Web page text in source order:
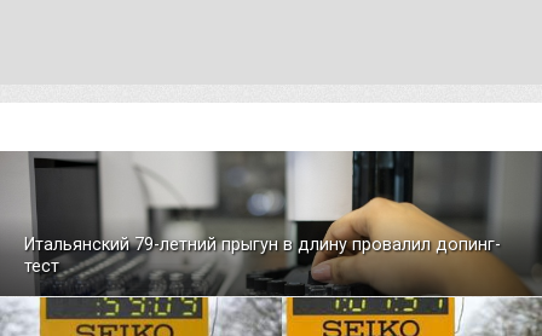
Итальянский 79-летний прыгун в длину провалил допинг-
тест